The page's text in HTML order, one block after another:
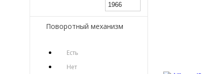
Поворотный механизм
Есть
Нет